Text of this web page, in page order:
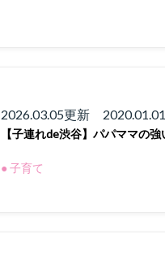
2026.03.05更新 2020.01.01
【子連れde渋谷】パパママの
● 子育て